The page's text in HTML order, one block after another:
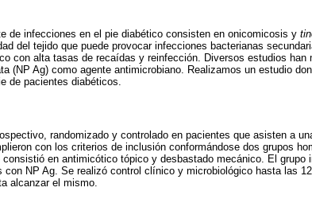
de infecciones en el pie diabético consisten en onicomicosis y
del tejido que puede provocar infecciones bacterianas
con alta tasas de recaídas y reinfección. Diversos estudios han
(NP Ag) como agente antimicrobiano. Realizamos un estudio
de pacientes diabéticos.
randomizado y controlado en pacientes que asisten a
con los criterios de inclusión conformándose dos grupos
consistió en antimicótico tópico y desbastado mecánico. El grupo
con NP Ag. Se realizó control clínico y microbiológico hasta las
alcanzar el mismo.